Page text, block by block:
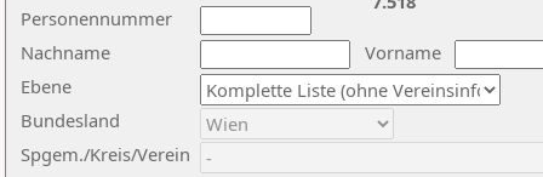
Nachname
Vorname
Ebene
Personennummer
Bundesland
Spgem./Kreis/Verein